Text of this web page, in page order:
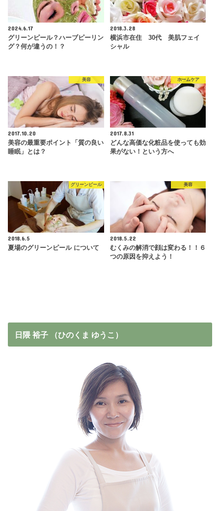
2024.6.17
グリーンピール？ハーブピーリン
グ？何が違うの！？
2018.3.28
横浜市在住 30代 美肌フェイ
シャル
美容
2017.10.20
美容の最重要ポイント「質の良い
睡眠」とは？
ホームケア
2017.8.31
どんな高価な化粧品を使っても効
果がない！という方へ
グリーンピール
2018.6.5
夏場のグリーンピール について
美容
2018.5.22
むくみの解消で顔は変わる！！６
つの原因を抑えよう！
日隈 裕子 （ひのくま ゆうこ）